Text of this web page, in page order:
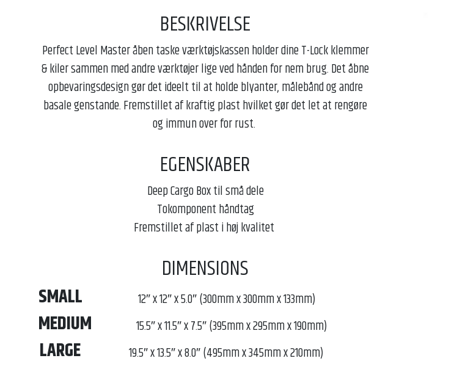
BESKRIVELSE
Perfect Level Master åben taske værktøjskassen holder dine T-Lock klemmer
& kiler sammen med andre værktøjer lige ved hånden for nem brug. Det åbne
opbevaringsdesign gør det ideelt til at holde blyanter, målebånd og andre
basale genstande. Fremstillet af kraftig plast hvilket gør det let at rengøre
og immun over for rust.
EGENSKABER
Deep Cargo Box til små dele
Tokomponent håndtag
Fremstillet af plast i høj kvalitet
DIMENSIONS
SMALL 12″ x 12″ x 5.0″ (300mm x 300mm x 133mm)
MEDIUM 15.5″ x 11.5″ x 7.5″ (395mm x 295mm x 190mm)
LARGE 19.5″ x 13.5″ x 8.0″ (495mm x 345mm x 210mm)